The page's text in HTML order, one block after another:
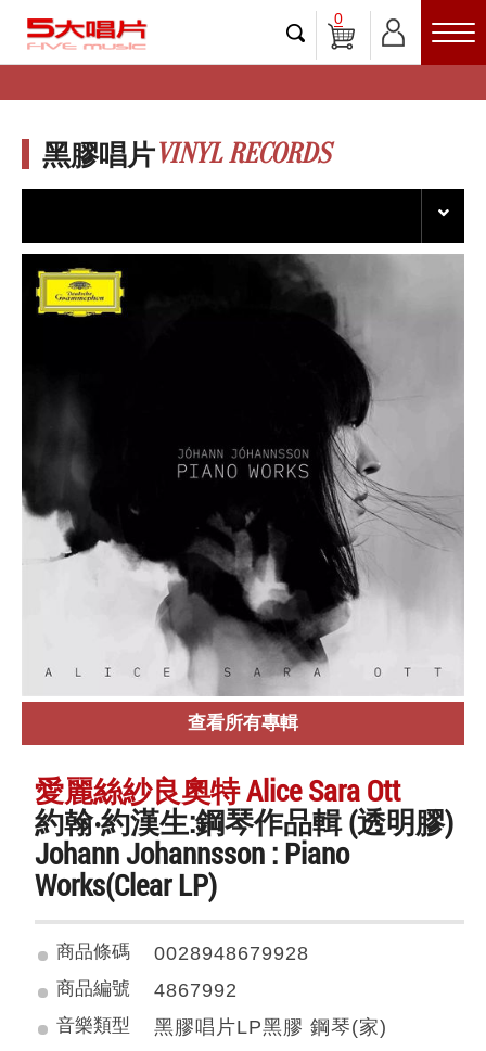
0
黑膠唱片VINYL RECORDS
查看所有專輯
愛麗絲紗良奧特 Alice Sara Ott
約翰‧約漢生:鋼琴作品輯 (透明膠)
Johann Johannsson : Piano
Works(Clear LP)
商品條碼 0028948679928
商品編號 4867992
音樂類型 黑膠唱片LP黑膠 鋼琴(家)